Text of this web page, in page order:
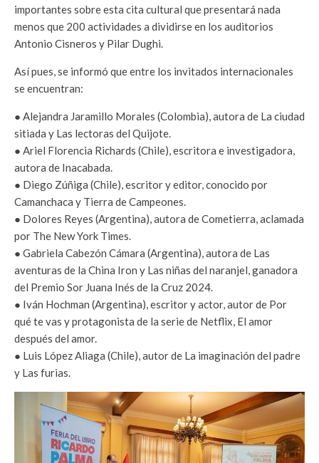
importantes sobre esta cita cultural que presentará nada
menos que 200 actividades a dividirse en los auditorios
Antonio Cisneros y Pilar Dughi.
Así pues, se informó que entre los invitados internacionales
se encuentran:
● Alejandra Jaramillo Morales (Colombia), autora de La ciudad
sitiada y Las lectoras del Quijote.
● Ariel Florencia Richards (Chile), escritora e investigadora,
autora de Inacabada.
● Diego Zúñiga (Chile), escritor y editor, conocido por
Camanchaca y Tierra de Campeones.
● Dolores Reyes (Argentina), autora de Cometierra, aclamada
por The New York Times.
● Gabriela Cabezón Cámara (Argentina), autora de Las
aventuras de la China Iron y Las niñas del naranjel, ganadora
del Premio Sor Juana Inés de la Cruz 2024.
● Iván Hochman (Argentina), escritor y actor, autor de Por
qué te vas y protagonista de la serie de Netflix, El amor
después del amor.
● Luis López Aliaga (Chile), autor de La imaginación del padre
y Las furias.